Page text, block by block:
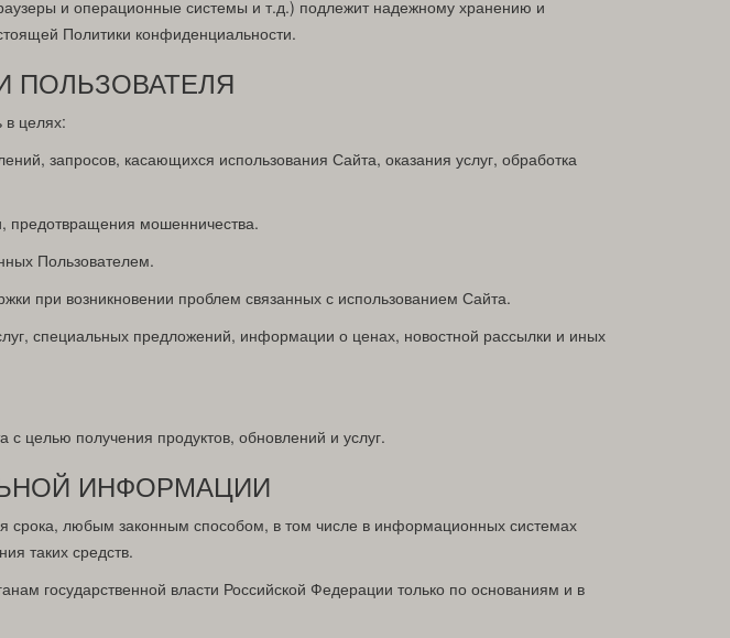
и операционные системы и т.д.) подлежит надежному хранению и
Политики конфиденциальности.
ПОЛЬЗОВАТЕЛЯ
в целях:
запросов, касающихся использования Сайта, оказания услуг, обработка
предотвращения мошенничества.
Пользователем.
при возникновении проблем связанных с использованием Сайта.
специальных предложений, информации о ценах, новостной рассылки и иных
целью получения продуктов, обновлений и услуг.
ИНФОРМАЦИИ
срока, любым законным способом, в том числе в информационных системах
таких средств.
государственной власти Российской Федерации только по основаниям и в